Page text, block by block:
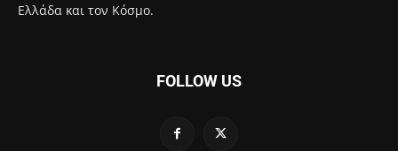
Ελλάδα και τον Κόσμο.
FOLLOW US